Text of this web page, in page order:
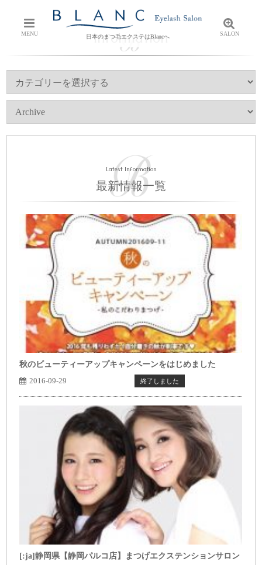
MENU 日本のまつ毛エクステはBlancへ SALON
Information
Latest Information
最新情報一覧
秋のビューティーアップキャンペーンをはじめました
2016-09-29
終了しました
[:ja]静岡県【静岡パルコ店】まつげエクステンションサロン